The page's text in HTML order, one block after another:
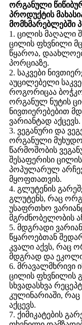
ორგანული
პროდუქტის
მომხმარებლებში
1. ცილის მაღალი
ცილის ფხვნილი
წყაროა,
პორციაზე.
2. საკვები
აუცილებელი
როგორიცაა
ორგანულ ნუტის
ნივთიერებებით
ვარიანტად აქცევს.
3. ვეგანური და
ორგანული
წარმოშობის
შესაფერისი
პოპულარულ
მყოფთათვის.
4. გლუტენის
გლუტენს, რაც
უსაფრთხო
მგრძნობელობის
5. მდგრადი
წყაროებთან
კვალი აქვს, რაც
მდგრად და
6. მრავალმხრივი
ცილის ფხვნილის
სხვადასხვა
კულინარიაში,
აქცევს.
7. ქიმიკატების